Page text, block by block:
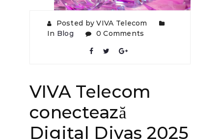
Posted by VIVA Telecom
In Blog 0 Comments
VIVA Telecom
conectează
Digital Divas 2025